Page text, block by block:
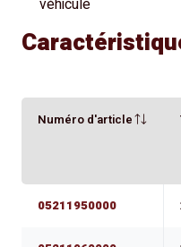
véhicule
Numéro d'article
05211950000